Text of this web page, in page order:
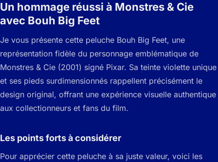
Un hommage réussi à Monstres & Cie
avec Bouh Big Feet
Je vous présente cette peluche Bouh Big Feet, une
représentation fidèle du personnage emblématique de
Monstres & Cie (2001) signé Pixar. Sa teinte violette unique
et ses pieds surdimensionnés rappellent précisément le
design original, offrant une expérience visuelle authentique
aux collectionneurs et fans du film.
Les points forts à considérer
Pour apprécier cette peluche à sa juste valeur, voici les